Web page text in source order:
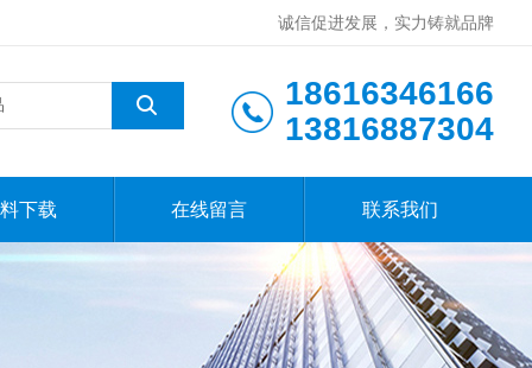
诚信促进发展，实力铸就品牌
18616346166
13816887304
下载 在线留言 联系我们